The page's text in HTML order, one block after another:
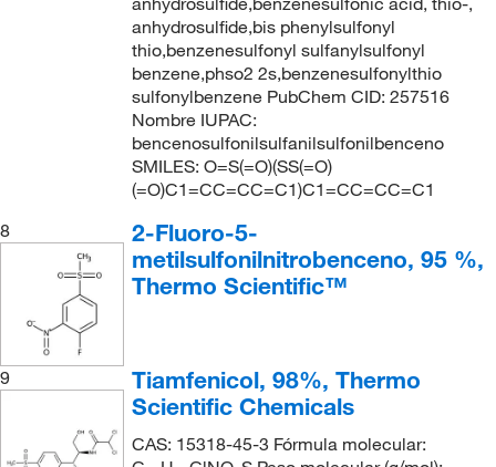
anhydrosulfide,bis phenylsulfonyl
thio,benzenesulfonyl sulfanylsulfonyl
benzene,phso2 2s,benzenesulfonylthio
sulfonylbenzene PubChem CID: 257516
Nombre IUPAC:
bencenosulfonilsulfanilsulfonilbenceno
SMILES: O=S(=O)(SS(=O)
(=O)C1=CC=CC=C1)C1=CC=CC=C1
8
2-Fluoro-5-
metilsulfonilnitrobenceno, 95 %,
Thermo Scientific™
9
Tiamfenicol, 98%, Thermo
Scientific Chemicals
CAS: 15318-45-3 Fórmula molecular: